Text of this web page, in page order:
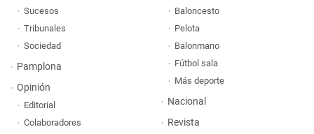
Sucesos
Tribunales
Sociedad
Pamplona
Opinión
Editorial
Colaboradores
Baloncesto
Pelota
Balonmano
Fútbol sala
Más deporte
Nacional
Revista